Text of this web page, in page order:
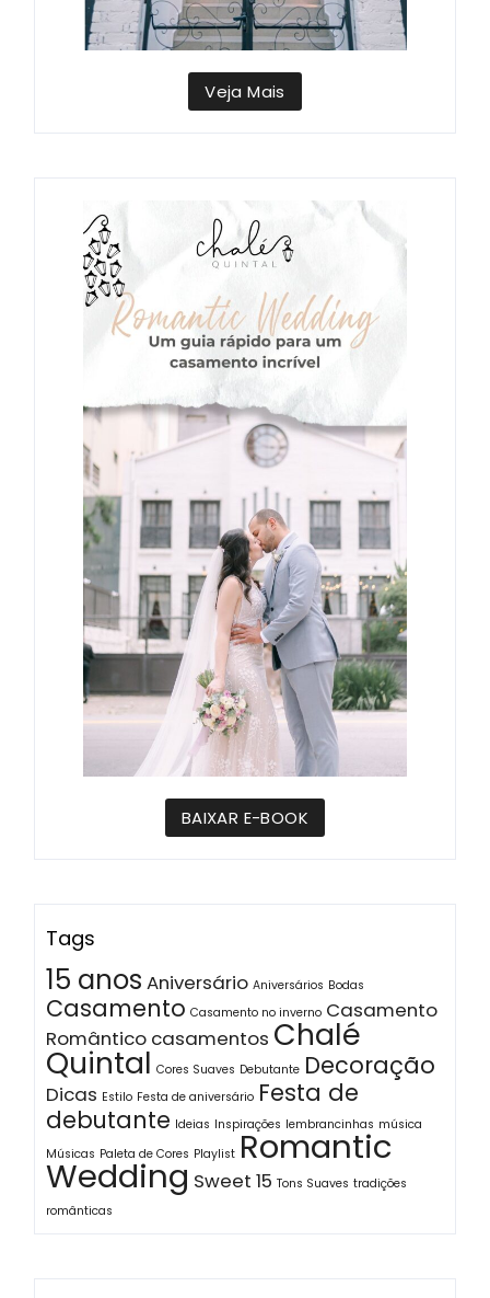
Veja Mais
BAIXAR E-BOOK
Tags
15 anos Aniversário Aniversários Bodas
Casamento Casamento no inverno Casamento
Romântico casamentos Chalé
Quintal Cores Suaves Debutante Decoração
Dicas Estilo Festa de aniversário Festa de
debutante Ideias Inspirações lembrancinhas música
Músicas Paleta de Cores Playlist Romantic
Wedding Sweet 15 Tons Suaves tradições
românticas